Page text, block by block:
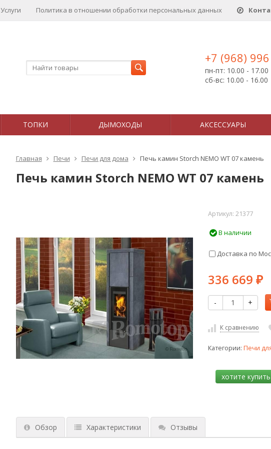
Услуги Политика в отношении обработки персональных данныx
+7 (968)
пн-пт: 10.00 - 17.00
сб-вс: 10.00 - 16.00
ТОПКИ ДЫМОХОДЫ АКСЕССУАРЫ
Главная Печи Печи для дома Печь камин Storch NEMO WT 07 камень
Печь камин Storch NEMO WT 07 камень
Артикул: 21377
В наличии
Доставка по
336 669 ₽
- +
К сравнению
Категории: Печи
Обзор Характеристики Отзывы